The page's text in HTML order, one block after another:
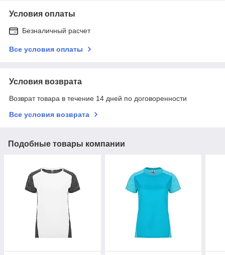
Условия оплаты
Безналичный расчет
Все условия оплаты
Условия возврата
Возврат товара в течение 14 дней по договоренности
Все условия возврата
Подобные товары компании